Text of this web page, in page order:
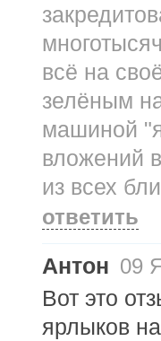
всё на
зелёным
машиной
вложений
из всех
ответить
Антон 09
Вот это
ярлыков